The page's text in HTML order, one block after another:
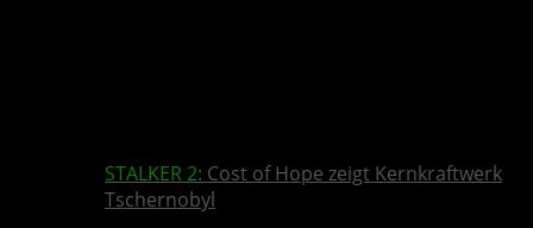
STALKER 2: Cost of Hope zeigt Kernkraftwerk
Tschernobyl